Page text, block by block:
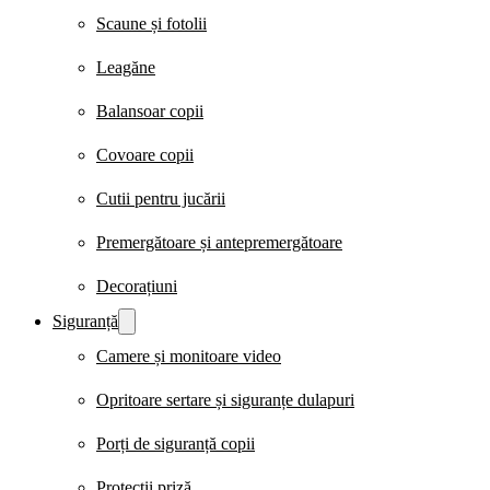
Scaune și fotolii
Leagăne
Balansoar copii
Covoare copii
Cutii pentru jucării
Premergătoare și antepremergătoare
Decorațiuni
Siguranță
Camere și monitoare video
Opritoare sertare și siguranțe dulapuri
Porți de siguranță copii